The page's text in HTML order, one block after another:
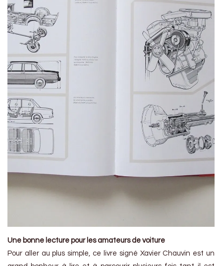
Une bonne lecture pour les amateurs de voiture
Pour aller au plus simple, ce livre signé Xavier Chauvin est un